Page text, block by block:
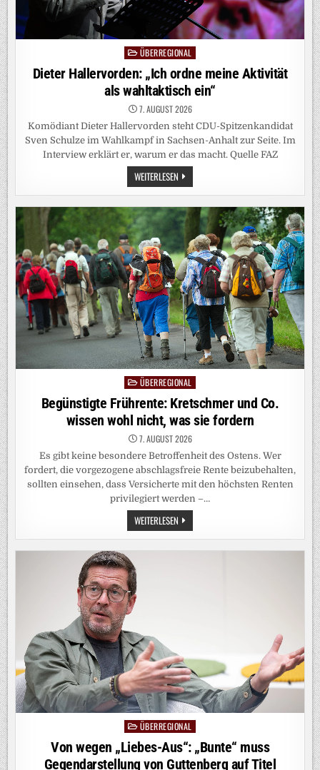
Posted
in
ÜBERREGIONAL
Dieter Hallervorden: „Ich ordne meine Aktivität
als wahltaktisch ein“
7. AUGUST 2026
Komödiant Dieter Hallervorden steht CDU-Spitzenkandidat
Sven Schulze im Wahlkampf in Sachsen-Anhalt zur Seite. Im
Interview erklärt er, warum er das macht. Quelle FAZ
WEITERLESEN DIETER
HALLERVORDEN:
„ICH
ORDNE
MEINE
AKTIVITÄT
ALS
WAHLTAKTISCH
EIN“
Posted
in
ÜBERREGIONAL
Begünstigte Frührente: Kretschmer und Co.
wissen wohl nicht, was sie fordern
7. AUGUST 2026
Es gibt keine besondere Betroffenheit des Ostens. Wer
fordert, die vorgezogene abschlagsfreie Rente beizubehalten,
sollten einsehen, dass Versicherte mit den höchsten Renten
privilegiert werden –…
WEITERLESEN BEGÜNSTIGTE
FRÜHRENTE:
KRETSCHMER
UND
Posted
in
ÜBERREGIONAL
Von wegen „Liebes-Aus“: „Bunte“ muss
Gegendarstellung von Guttenberg auf Titel